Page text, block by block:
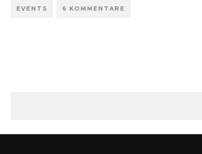
EVENTS 6 KOMMENTARE